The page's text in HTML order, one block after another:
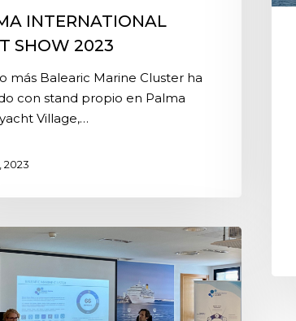
INTERNATIONAL
SHOW 2023
más Balearic Marine Cluster ha
con stand propio en Palma
Village,…
2023